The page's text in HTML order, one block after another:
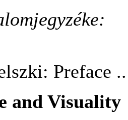
Preface
and Visuality